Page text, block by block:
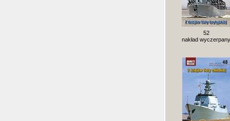
52
nakład wyczerpany